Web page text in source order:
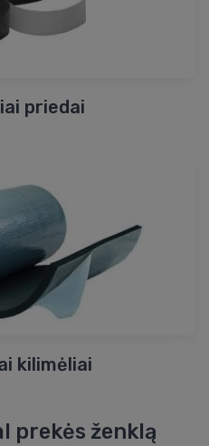
priedai
kilimėliai
prekės ženklą